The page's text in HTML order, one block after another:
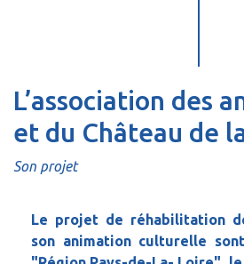
L’association des
et du Château de
Son projet
Le projet de réhabilitation
son animation culturelle